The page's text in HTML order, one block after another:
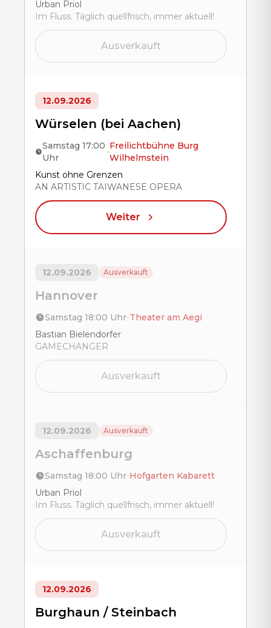
Title
Urban Priol
Im Fluss. Täglich quellfrisch, immer aktuell!
Ausverkauft
12.09.2026
Würselen (bei Aachen)
Samstag 17:00
Uhr
•
Freilichtbühne Burg
Wilhelmstein
Title
Kunst ohne Grenzen
AN ARTISTIC TAIWANESE OPERA
Weiter
12.09.2026 Ausverkauft
Hannover
Samstag 18:00 Uhr•Theater am Aegi
Title
Bastian Bielendorfer
GAMECHANGER
Ausverkauft
12.09.2026 Ausverkauft
Aschaffenburg
Samstag 18:00 Uhr•Hofgarten Kabarett
Title
Urban Priol
Im Fluss. Täglich quellfrisch, immer aktuell!
Ausverkauft
12.09.2026
Burghaun / Steinbach